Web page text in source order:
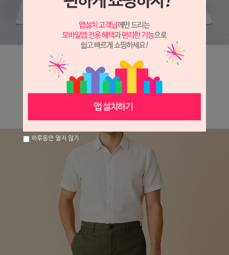
하루동안 열지 않기